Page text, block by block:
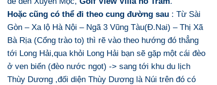
Hoặc cũng có thể đi theo cung đường sau : Từ Sài
Gòn – Xa lộ Hà Nội – Ngã 3 Vũng Tàu(Đ.Nai) – Thị Xã
Bà Rịa (Cổng trào to) thì rẽ vào theo hướng đó thẳng
tới Long Hải,qua khỏi Long Hải bạn sẽ gặp một cái đèo
ở ven biển (đèo nước ngọt) -> sang tới khu du lịch
Thùy Dương ,đối diện Thùy Dương là Núi trên đó có